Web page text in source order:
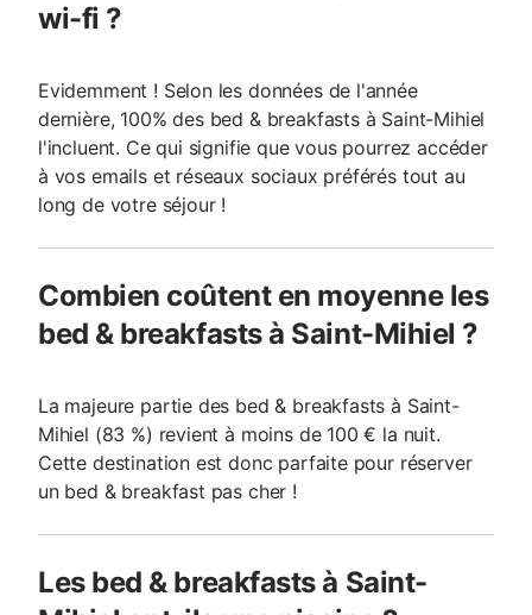
wi-fi ?
Evidemment ! Selon les données de l'année
dernière, 100% des bed & breakfasts à Saint-Mihiel
l'incluent. Ce qui signifie que vous pourrez accéder
à vos emails et réseaux sociaux préférés tout au
long de votre séjour !
Combien coûtent en moyenne les
bed & breakfasts à Saint-Mihiel ?
La majeure partie des bed & breakfasts à Saint-
Mihiel (83 %) revient à moins de 100 € la nuit.
Cette destination est donc parfaite pour réserver
un bed & breakfast pas cher !
Les bed & breakfasts à Saint-